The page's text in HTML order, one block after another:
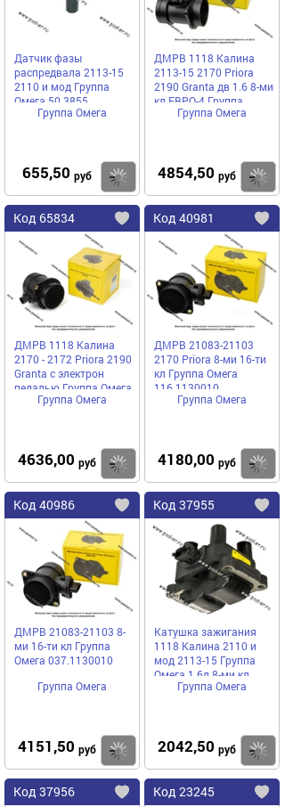
Датчик фазы
распредвала 2113-15
2110 и мод Группа
Омега 50.3855
Группа Омега
655,50 руб Купить
ДМРВ 1118 Калина
2113-15 2170 Priora
2190 Granta дв 1.6 8-ми
кл ЕВРО-4 Группа
Омега 1118.1130010
Группа Омега
4854,50 руб
Код 65834
Добавить
избранное
ДМРВ 1118 Калина
2170 - 2172 Priora 2190
Granta с электрон
педалью Группа Омега
2170.1130010
Группа Омега
4636,00 руб Купить
Код 40981
ДМРВ 21083-21103
2170 Priora 8-ми 16-ти
кл Группа Омега
116.1130010
Группа Омега
4180,00 руб
Код 40986
Добавить
избранное
ДМРВ 21083-21103 8-
ми 16-ти кл Группа
Омега 037.1130010
Группа Омега
4151,50 руб Купить
Код 37955
Катушка зажигания
1118 Калина 2110 и
мод 2113-15 Группа
Омега 1.6л 8-ми кл
Группа Омега
2042,50 руб
Код 37956
Добавить
Код 23245